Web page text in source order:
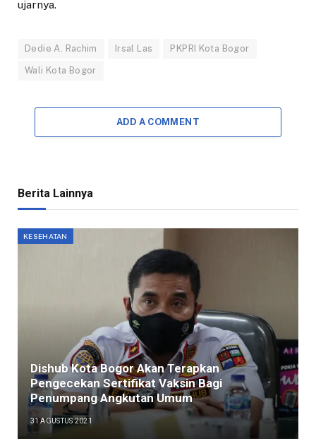
ujarnya.
Dedie A. Rachim Irsal Las PKPRI Kota Bogor
Wali Kota Bogor
ADD A COMMENT
Berita Lainnya
KESEHATAN
Dishub Kota Bogor Akan Terapkan
Pengecekan Sertifikat Vaksin Bagi
Penumpang Angkutan Umum
31 AGUSTUS 2021